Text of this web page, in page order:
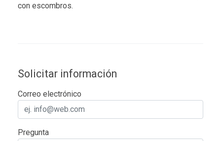
con escombros.
Solicitar información
Correo electrónico
Pregunta